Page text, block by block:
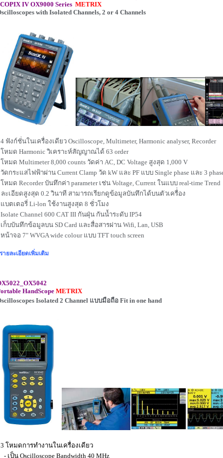
IV OX9000 Series METRIX
with Isolated Channels, 2 or 4 Channels
4 ฟังก์ชั่นในเครื่องเดียว Oscilloscope, Multimeter, Harmonic analyser, Recorder
โหมด Harmonic วิเคราะห์สัญญาณได้ 63 order
โหมด Multimeter 8,000 counts วัดค่า AC, DC Voltage สูงสุด 1,000 V
วัดกระแสไฟฟ้าผ่าน Current Clamp วัด kW และ PF แบบ Single phase และ 3
โหมด Recorder บันทึกค่า parameter เช่น Voltage, Current ในแบบ real-time Trend
ละเอียดสูงสุด 0.2 วินาที สามารถเรียกดูข้อมูลบันทึกได้บนตัวเครื่่อง
แบตเตอรี่ Li-lon ใช้งานสูงสุด 8 ชั่วโมง
Isolate Channel 600 CAT III กันฝุ่น กันน้ำระดับ IP54
เก็บบันทึกข้อมูลบน SD Card และสื่อสารผ่าน Wifi, Lan, USB
หน้าจอ 7" WVGA wide colour แบบ TFT touch screen
รายละเอียดเพิ่มเติม
HandScopeMETRIX
Isolated 2 Channel แบบมือถือ Fit in one hand
3 โหมดการทำงานในเครื่องเดียว
- เป็น Oscilloscope Bandwidth 40 MHz